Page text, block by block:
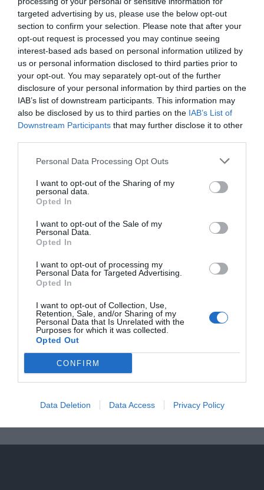
targeted advertising by us, please use the below opt-out
section to confirm your selection. Please note that after your
opt-out request is processed you may continue seeing
interest-based ads based on personal information utilized by
us or personal information disclosed to third parties prior to
your opt-out. You may separately opt-out of the further
disclosure of your personal information by third parties on the
IAB’s list of downstream participants. This information may
also be disclosed by us to third parties on the IAB’s List of
Downstream Participants that may further disclose it to other
Personal Data Processing Opt Outs
I want to opt-out of the Sharing of my
personal data.
Opted In
I want to opt-out of the Sale of my
Personal Data.
Opted In
I want to opt-out of processing my
Personal Data for Targeted Advertising.
Opted In
I want to opt-out of Collection, Use,
Retention, Sale, and/or Sharing of my
Personal Data that Is Unrelated with the
Purposes for which it was collected.
Opted Out
CONFIRM
Data Deletion Data Access Privacy Policy
0% zákazníkov odporúča produkt
5
4
3
prihlásiť
Doprava zadarmo pri
nákupe nad 100,00 €
Bezpečná platba
kartou, platobná brána
Nakupujete od distribútora
garantujeme kvalitu
Servisná podpora, záručný a pozáručný servis